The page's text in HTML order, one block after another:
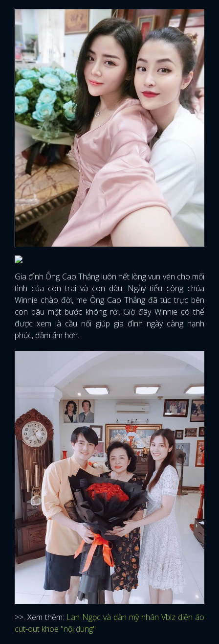
Gia đình Ông Cao Thắng luôn hết lòng vun vén cho mối
tình của con trai và con dâu. Ngày tiểu công chúa
Winnie chào đời, mẹ Ông Cao Thắng đã túc trực bên
con dâu một bước không rời. Giờ đây Winnie có thể
được xem là cầu nối giúp gia đình ngày càng hạnh
phúc, đầm ấm hơn.
>>. Xem thêm: Lan Ngọc và dàn mỹ nhân Vbiz diện áo
cut-out khoe "nội dung"